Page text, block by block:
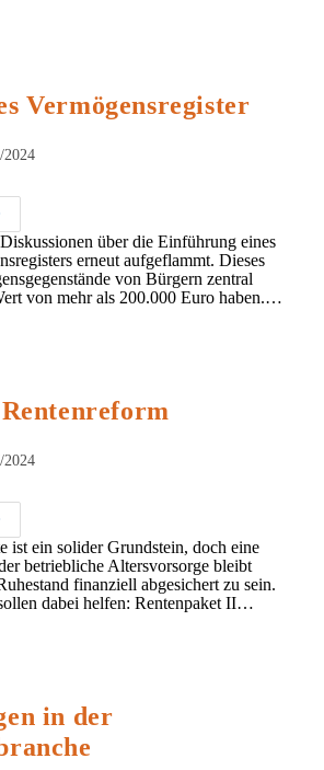
Vermögensregister
2024
über die Einführung eines
erneut aufgeflammt. Dieses
von Bürgern zentral
von mehr als 200.000 Euro haben.…
2024
ist ein solider Grundstein, doch eine
betriebliche Altersvorsorge bleibt
finanziell abgesichert zu sein.
dabei helfen: Rentenpaket II…
in der